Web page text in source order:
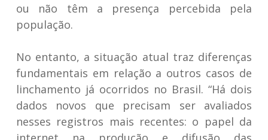
ou não têm a presença percebida pela
população.
No entanto, a situação atual traz diferenças
fundamentais em relação a outros casos de
linchamento já ocorridos no Brasil. “Há dois
dados novos que precisam ser avaliados
nesses registros mais recentes: o papel da